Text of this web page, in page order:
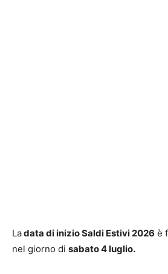
Ladata di inizio Saldi Estivi 2026 è
nel giorno di sabato 4 luglio.